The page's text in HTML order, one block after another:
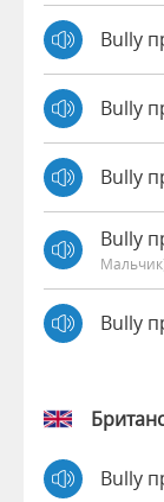
Bully
Bully
Bully
Bully
Bully
Bully